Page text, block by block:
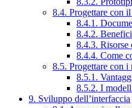
8.4. Progettare con
8.4.1.
8.4.2.
8.4.3. Risorse
8.4.4. Come
8.5. Progettare con
8.5.1.
8.5.2. I
9. Sviluppo dell’interfaccia